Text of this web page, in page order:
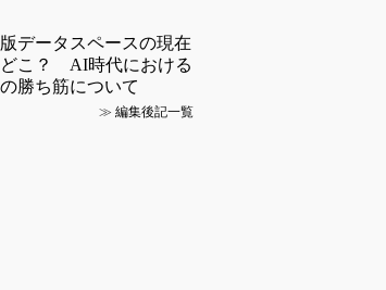
データスペースの現在
こ？ AI時代における
勝ち筋について
≫ 編集後記一覧